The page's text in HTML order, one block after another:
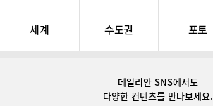
세계 수도권 포토
데일리안 SNS에서도
다양한 컨텐츠를 만나보세요.